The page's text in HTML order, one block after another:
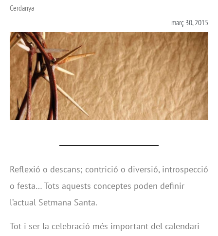
Cerdanya
març 30, 2015
Reflexió o descans; contrició o diversió, introspecció
o festa… Tots aquests conceptes poden definir
l’actual Setmana Santa.
Tot i ser la celebració més important del calendari